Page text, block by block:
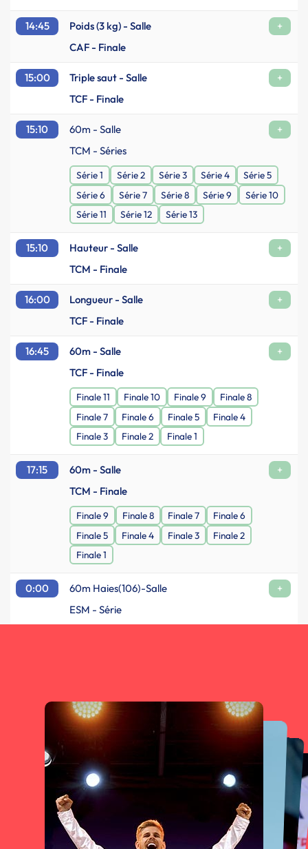
14:45 Poids (3 kg) - Salle
+
CAF - Finale
15:00 Triple saut - Salle
+
TCF - Finale
15:10 60m - Salle
+
TCM - Séries
Série 1 Série 2 Série 3 Série 4
Série 5
Série 6
Série 7 Série 8 Série 9
Série 10
Série 11
Série 12 Série 13
15:10 Hauteur - Salle
+
TCM - Finale
16:00 Longueur - Salle
+
TCF - Finale
16:45 60m - Salle
+
TCF - Finale
Finale 11 Finale 10 Finale 9
Finale 8
Finale 7
Finale 6 Finale 5
Finale 4
Finale 3
Finale 2 Finale 1
17:15 60m - Salle
+
TCM - Finale
Finale 9 Finale 8 Finale 7
Finale 6
Finale 5
Finale 4 Finale 3
Finale 2
Finale 1
0:00 60m Haies(106)-Salle
+
ESM - Série